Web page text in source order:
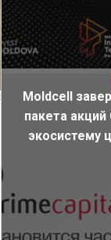
Moldcell
пакета акций
экосистему